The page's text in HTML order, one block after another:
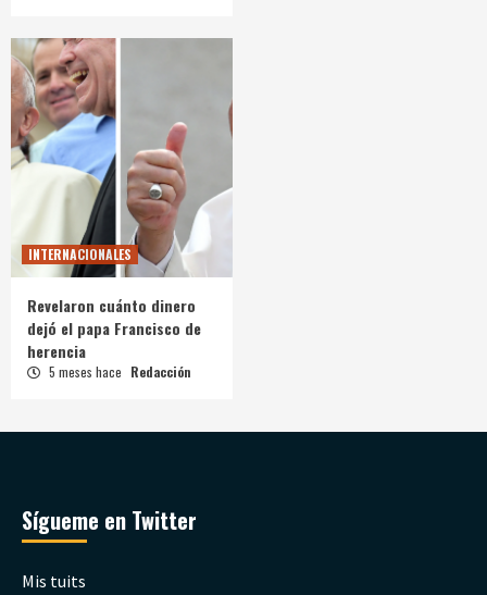
INTERNACIONALES
Revelaron cuánto dinero
dejó el papa Francisco de
herencia
5 meses hace Redacción
Sígueme en Twitter
Mis tuits